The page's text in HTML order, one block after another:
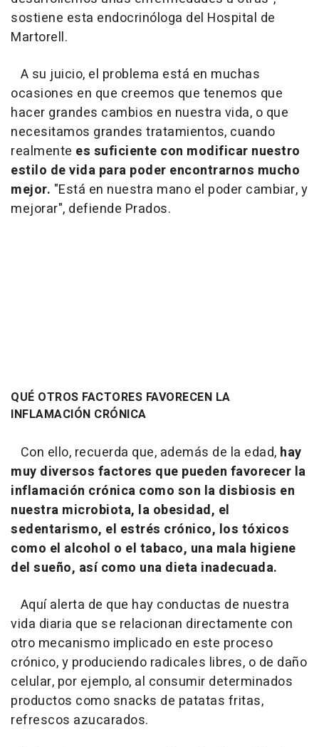
sostiene esta endocrinóloga del Hospital de
Martorell.
A su juicio, el problema está en muchas
ocasiones en que creemos que tenemos que
hacer grandes cambios en nuestra vida, o que
necesitamos grandes tratamientos, cuando
realmente es suficiente con modificar nuestro
estilo de vida para poder encontrarnos mucho
mejor. "Está en nuestra mano el poder cambiar, y
mejorar", defiende Prados.
QUÉ OTROS FACTORES FAVORECEN LA
INFLAMACIÓN CRÓNICA
Con ello, recuerda que, además de la edad, hay
muy diversos factores que pueden favorecer la
inflamación crónica como son la disbiosis en
nuestra microbiota, la obesidad, el
sedentarismo, el estrés crónico, los tóxicos
como el alcohol o el tabaco, una mala higiene
del sueño, así como una dieta inadecuada.
Aquí alerta de que hay conductas de nuestra
vida diaria que se relacionan directamente con
otro mecanismo implicado en este proceso
crónico, y produciendo radicales libres, o de daño
celular, por ejemplo, al consumir determinados
productos como snacks de patatas fritas,
refrescos azucarados.